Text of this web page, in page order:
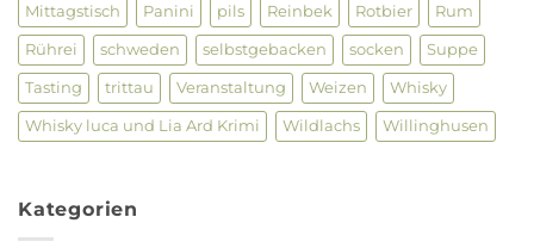
Mittagstisch Panini pils Reinbek Rotbier Rum
Rührei schweden selbstgebacken socken Suppe
Tasting trittau Veranstaltung Weizen Whisky
Whisky luca und Lia Ard Krimi Wildlachs Willinghusen
Kategorien